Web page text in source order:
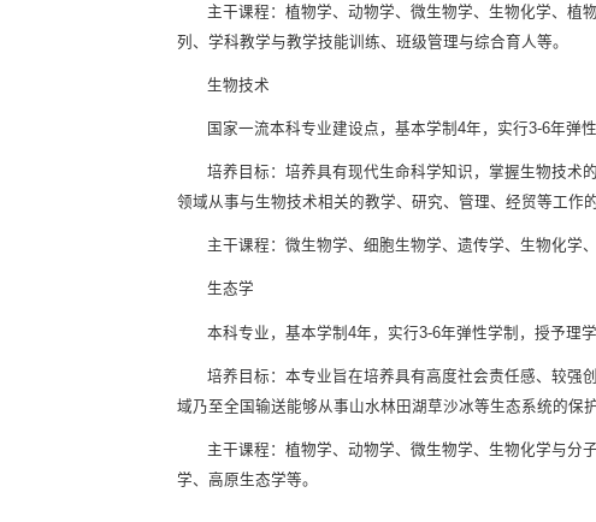
主干课程：植物学、动物学、微生物学、生物化学、植
列、学科教学与教学技能训练、班级管理与综合育人等。
生物技术
国家一流本科专业建设点，基本学制4年，实行3-6年弹
培养目标：培养具有现代生命科学知识，掌握生物技术
领域从事与生物技术相关的教学、研究、管理、经贸等工作
主干课程：微生物学、细胞生物学、遗传学、生物化学
生态学
本科专业，基本学制4年，实行3-6年弹性学制，授予理学
培养目标：本专业旨在培养具有高度社会责任感、较强
域乃至全国输送能够从事山水林田湖草沙冰等生态系统的保
主干课程：植物学、动物学、微生物学、生物化学与分
学、高原生态学等。